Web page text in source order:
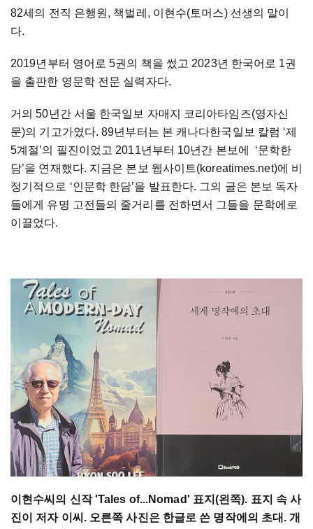
82세의 전직 은행원, 책벌레, 이현수(토머스) 선생의 말이
다.
2019년부터 영어로 5권의 책을 썼고 2023년 한국어로 1권
을 출판한 영문학 전문 실력자다.
거의 50년간 서울 한국일보 자매지 코리아타임즈(영자신
문)의 기고가였다. 89년부터는 본 캐나다한국일보 칼럼 ‘제
5계절’의 필진이었고 2011년부터 10년간 본보에 ‘문학한
담’을 연재했다. 지금은 본보 웹사이트(koreatimes.net)에 비
정기적으로 ‘인문학 한담’을 발표한다. 그의 글은 본보 독자
들에게 유명 고전들의 줄거리를 전하면서 그들을 문학에로
이끌었다.
이현수씨의 신작 'Tales of...Nomad' 표지(왼쪽). 표지 속 사
진이 저자 이씨. 오른쪽 사진은 한글로 쓴 명작에의 초대. 개